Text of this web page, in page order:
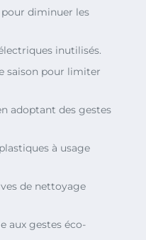
diminuer les
inutilisés.
saison pour limiter
adoptant des gestes
à usage
de nettoyage
aux gestes éco-